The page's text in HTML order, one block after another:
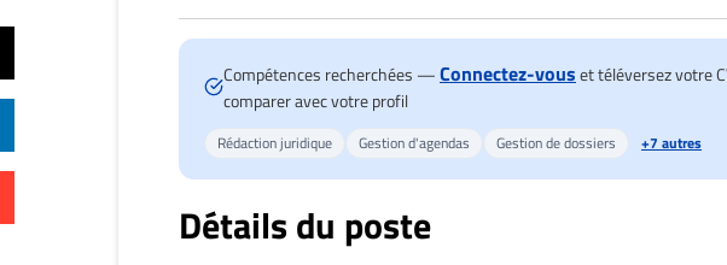
Compétences recherchées —Connectez-vouset téléversez votre
comparer avec votre profil
Rédaction juridique Gestion d'agendas Gestion de dossiers +7 autres
Détails du poste